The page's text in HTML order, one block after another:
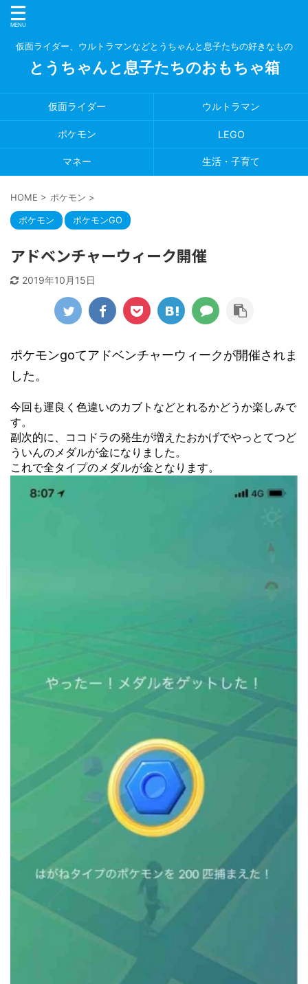
仮面ライダー、ウルトラマンなどとうちゃんと息子たちの好きなもの
とうちゃんと息子たちのおもちゃ箱
仮面ライダー ウルトラマン
ポケモン LEGO
マネー 生活・子育て
HOME > ポケモン >
ポケモン ポケモンGO
アドベンチャーウィーク開催
2019年10月15日
ポケモンgoてアドベンチャーウィークが開催されま
した。
今回も運良く色違いのカブトなどとれるかどうか楽しみで
す。
副次的に、ココドラの発生が増えたおかげでやっとてつど
ういんのメダルが金になりました。
これで全タイプのメダルが金となります。